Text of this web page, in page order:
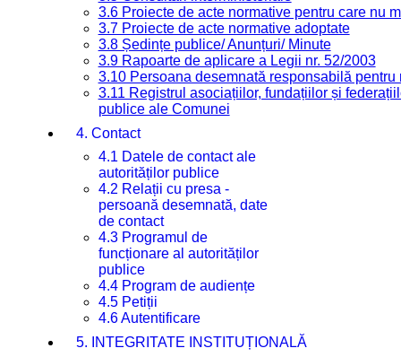
3.6 Proiecte de acte normative pentru care nu
3.7 Proiecte de acte normative adoptate
3.8 Ședințe publice/ Anunțuri/ Minute
3.9 Rapoarte de aplicare a Legii nr. 52/2003
3.10 Persoana desemnată responsabilă
3.11 Registrul asociațiilor, fundațiilor și
publice ale Comunei
4. Contact
4.1 Datele de contact ale
autorităților publice
4.2 Relații cu presa -
persoană desemnată, date
de contact
4.3 Programul de
funcționare al autorităților
publice
4.4 Program de audiențe
4.5 Petiții
4.6 Autentificare
5. INTEGRITATE INSTITUȚIONALĂ